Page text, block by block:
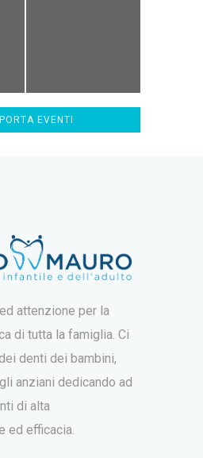
EVENTI
attenzione per la
di tutta la famiglia. Ci
denti dei bambini,
anziani dedicando ad
di alta
ed efficacia.